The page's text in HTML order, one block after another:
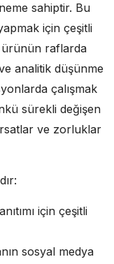
sahiptir. Bu
için çeşitli
ürünün raflarda
analitik düşünme
çalışmak
sürekli değişen
ve zorluklar
için çeşitli
sosyal medya